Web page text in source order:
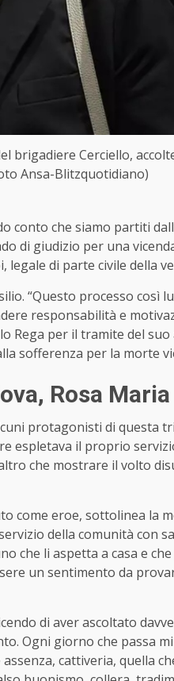
brigadiere Cerciello,
Ansa-Blitzquotidiano)
conto che siamo partiti
di giudizio per una
legale di parte civile della
“Questo processo così
responsabilità e
Rega per il tramite del
sofferenza per la morte
Rosa
protagonisti di questa
espletava il proprio
che mostrare il volto
come eroe, sottolinea la
della comunità con
che li aspetta a casa e
un sentimento da
di aver ascoltato
Ogni giorno che passa
cattiveria, quella